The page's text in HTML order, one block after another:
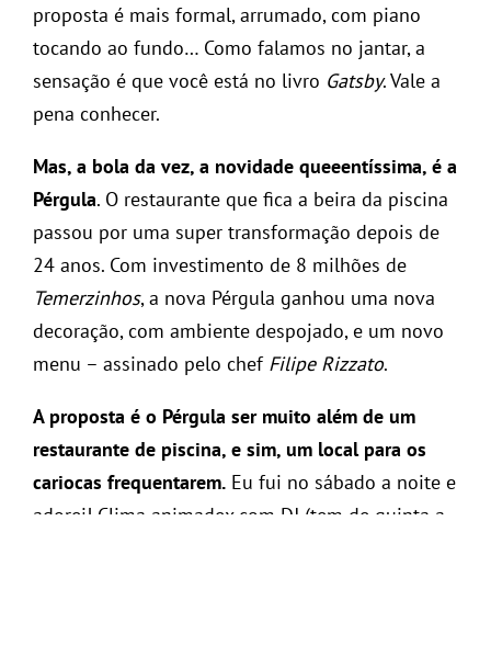
proposta é mais formal, arrumado, com piano
tocando ao fundo… Como falamos no jantar, a
sensação é que você está no livro Gatsby. Vale a
pena conhecer.
Mas, a bola da vez, a novidade queeentíssima, é a
Pérgula. O restaurante que fica a beira da piscina
passou por uma super transformação depois de
24 anos. Com investimento de 8 milhões de
Temerzinhos, a nova Pérgula ganhou uma nova
decoração, com ambiente despojado, e um novo
menu – assinado pelo chef Filipe Rizzato.
A proposta é o Pérgula ser muito além de um
restaurante de piscina, e sim, um local para os
cariocas frequentarem. Eu fui no sábado a noite e
adorei! Clima animadex com DJ (tem de quinta a